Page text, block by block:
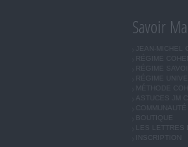
Savoir
JEAN-MICHEL
RÉGIME COHEN
RÉGIME
RÉGIME
ASTUCES JM
COMMUNAUTÉ
LES LETTRES
INSCRIPTION